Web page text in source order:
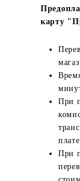
карту
При
При